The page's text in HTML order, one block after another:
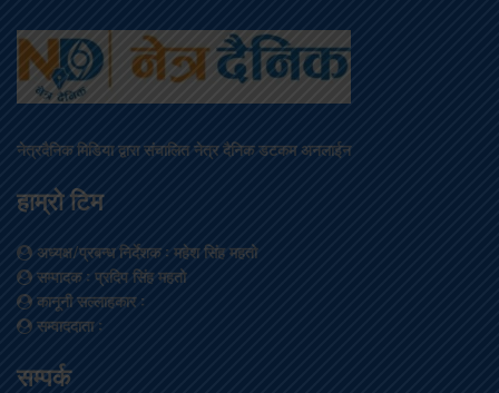
नेत्रदैनिक मिडिया द्वारा संचालित नेत्र दैनिक डटकम अनलाईन
हाम्रो टिम
अध्यक्ष/प्रबन्ध निर्देशक: महेश सिंह महतो
सम्पादक: प्रदिप सिंह महतो
कानूनी सल्लाहकार:
सम्वाददाता:
सम्पर्क